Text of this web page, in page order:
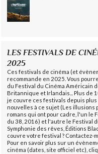
LES FESTIVALS DE
2025
Ces festivals de cinéma (et
recommande en 2025. Vous
du Festival du Cinéma Américain
Britannique et Irlandais... Plus de
je couvre ces festivals depuis
nouvelles à ce sujet (Les illusions
romans qui ont pour cadre, l'un le
du 38, 2016) et l'autre le Festival
Symphonie des rêves, Éditions
couvre votre festival ? Contactez-
Pour en savoir plus sur un
cinéma (dates, site officiel etc),